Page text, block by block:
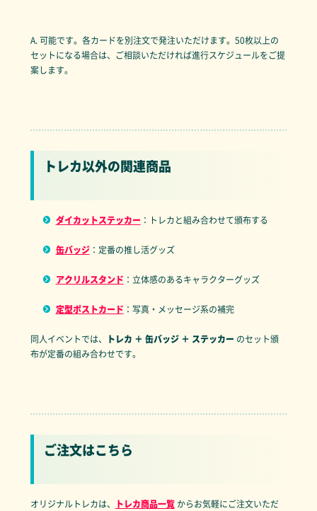
A. 可能です。各カードを別注文で発注いただけます。50枚以上の
セットになる場合は、ご相談いただければ進行スケジュールをご提
案します。
トレカ以外の関連商品
ダイカットステッカー ：トレカと組み合わせて頒布する
缶バッジ：定番の推し活グッズ
アクリルスタンド ：立体感のあるキャラクターグッズ
定型ポストカード ：写真・メッセージ系の補完
同人イベントでは、 トレカ ＋ 缶バッジ ＋ ステッカー のセット頒
布が定番の組み合わせです。
ご注文はこちら
オリジナルトレカは、 トレカ商品一覧からお気軽にご注文いただ